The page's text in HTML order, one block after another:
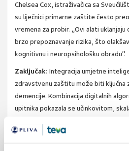
Chelsea Cox, istraživačica sa
su liječnici primarne zaštite često
vremena za probir. „Ovi alati
brzo prepoznavanje rizika, što
kognitivnu i neuropsihološku obradu“.
Zaključak: Integracija umjetne
zdravstvenu zaštitu može biti ključna
demencije. Kombinacija digitalnih
upitnika pokazala se učinkovitom,
ishode za pacijente.